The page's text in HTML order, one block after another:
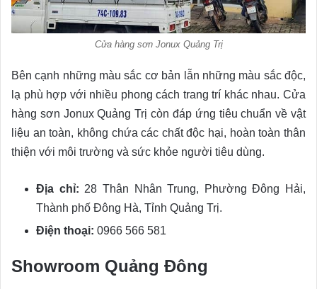
Cửa hàng sơn Jonux Quảng Trị
Bên cạnh những màu sắc cơ bản lẫn những màu sắc độc,
lạ phù hợp với nhiều phong cách trang trí khác nhau. Cửa
hàng sơn Jonux Quảng Trị còn đáp ứng tiêu chuẩn về vật
liệu an toàn, không chứa các chất độc hại, hoàn toàn thân
thiện với môi trường và sức khỏe người tiêu dùng.
Địa chỉ: 28 Thân Nhân Trung, Phường Đông Hải,
Thành phố Đông Hà, Tỉnh Quảng Trị.
Điện thoại: 0966 566 581
Showroom Quảng Đông